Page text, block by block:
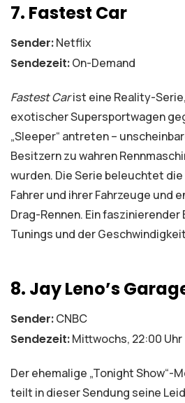
7. Fastest Car
Sender:Netflix
Sendezeit:On-Demand
Fastest Carist eine Reality-
exotischer Supersportwagen
„Sleeper“ antreten –
Besitzern zu wahren
wurden. Die Serie beleuchtet
Fahrer und ihrer Fahrzeuge und
Drag-Rennen. Ein faszinierender
Tunings und der
8. Jay Leno’s
Sender:CNBC
Sendezeit:Mittwochs, 22:00 Uhr
Der ehemalige „Tonight Show“-
teilt in dieser Sendung seine